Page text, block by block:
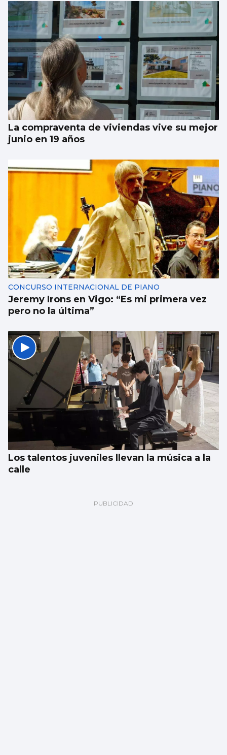
Taparse la boca, amarilla
La compraventa de viviendas vive su mejor
junio en 19 años
CONCURSO INTERNACIONAL DE PIANO
Jeremy Irons en Vigo: “Es mi primera vez
pero no la última”
Los talentos juveniles llevan la música a la
calle